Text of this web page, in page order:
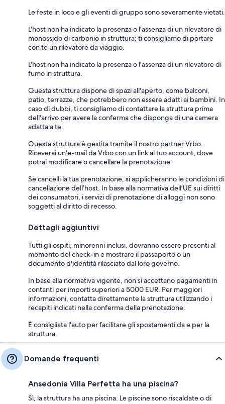
Le feste in loco e gli eventi di gruppo sono severamente vietati.
L'host non ha indicato la presenza o l'assenza di un rilevatore di
monossido di carbonio in struttura; ti consigliamo di portare
con te un rilevatore da viaggio.
L'host non ha indicato la presenza o l'assenza di un rilevatore di
fumo in struttura.
Questa struttura dispone di spazi all'aperto, come balconi,
patio, terrazze, che potrebbero non essere adatti ai bambini. In
caso di dubbi, ti consigliamo di contattare la struttura prima
dell'arrivo per avere la conferma che disponga di una camera
adatta a te.
Questa struttura è gestita tramite il nostro partner Vrbo.
Riceverai un'e-mail da Vrbo con un link al tuo account, dove
potrai modificare o cancellare la prenotazione
Se cancelli la tua prenotazione, si applicheranno le condizioni di
cancellazione dell’host. In base alla normativa dell’UE sui diritti
dei consumatori, i servizi di prenotazione di alloggi non sono
soggetti al diritto di recesso.
Dettagli aggiuntivi
Tutti gli ospiti, minorenni inclusi, dovranno essere presenti al
momento del check-in e mostrare il passaporto o un
documento d'identità rilasciato dal loro governo.
In base alla normativa vigente, non si accettano pagamenti in
contanti per importi superiori a 5000 EUR. Per maggiori
informazioni, contatta direttamente la struttura utilizzando i
recapiti indicati nella conferma della prenotazione.
È consigliata l'auto per facilitare gli spostamenti da e per la
struttura.
Domande frequenti
Ansedonia Villa Perfetta ha una piscina?
Sì, la struttura ha una piscina. Le piscine sono riscaldate o di